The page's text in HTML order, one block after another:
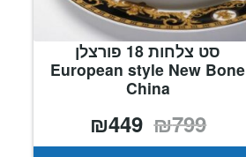
סט צלחות 18 פורצלן
European style New Bone
China
₪799 המחיר
המקורי
היה:
₪449
הוא: